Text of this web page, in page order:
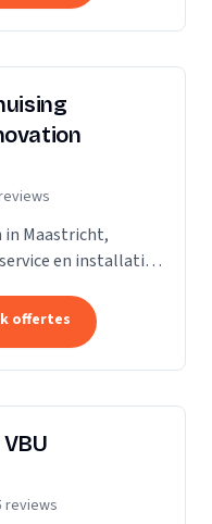
in Maastricht,
en installatie
offertes
reviews